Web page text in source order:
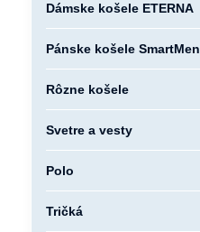
Dámske košele ETERNA
Pánske košele SmartMen
Rôzne košele
Svetre a vesty
Polo
Tričká